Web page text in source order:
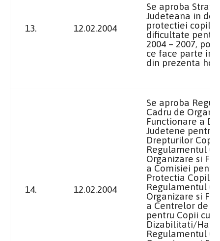
13. 12.02.2004
Se aproba
Judeteana in
protectiei
dificultate
2004 – 2007,
ce face parte
din prezenta
14. 12.02.2004
Se aproba
Cadru de
Functionare a
Judetene pentru
Drepturilor
Regulamentul
Organizare si
a Comisiei
Protectia
Regulamentul
Organizare si
a Centrelor de
pentru Copii cu
Dizabilitati/
Regulamentul